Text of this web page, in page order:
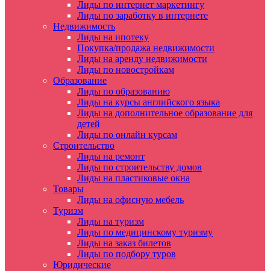
Лиды по интернет маркетингу
Лиды по заработку в интернете
Недвижимость
Лиды на ипотеку
Покупка/продажа недвижимости
Лиды на аренду недвижимости
Лиды по новостройкам
Образование
Лиды по образованию
Лиды на курсы английского языка
Лиды на дополнительное образование для
детей
Лиды по онлайн курсам
Строительство
Лиды на ремонт
Лиды по строительству домов
Лиды на пластиковые окна
Товары
Лиды на офисную мебель
Туризм
Лиды на туризм
Лиды по медицинскому туризму
Лиды на заказ билетов
Лиды по подбору туров
Юридические